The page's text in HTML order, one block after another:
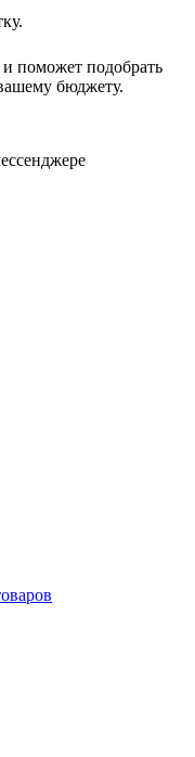
поможет подобрать
бюджету.